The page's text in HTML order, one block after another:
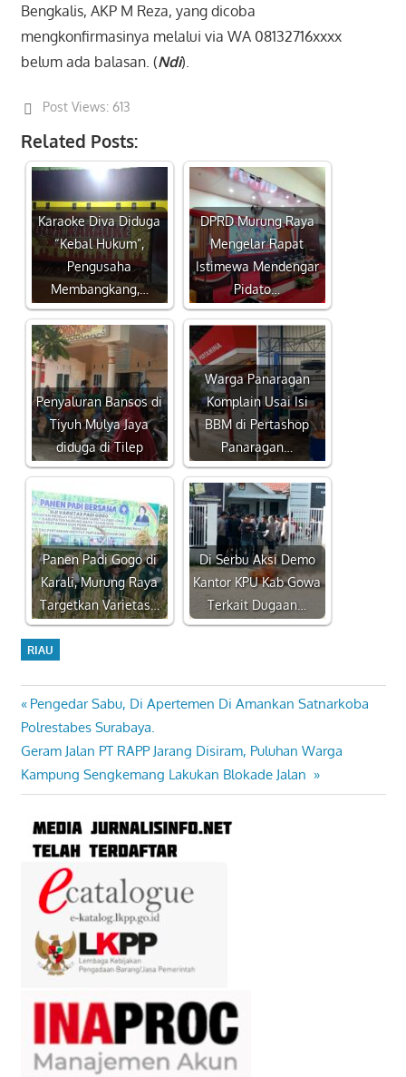
Bengkalis, AKP M Reza, yang dicoba
mengkonfirmasinya melalui via WA 08132716xxxx
belum ada balasan. (Ndi).
Post Views: 613
Related Posts:
Karaoke Diva Diduga
“Kebal Hukum”,
Pengusaha
Membangkang,…
DPRD Murung Raya
Mengelar Rapat
Istimewa Mendengar
Pidato…
Penyaluran Bansos di
Tiyuh Mulya Jaya
diduga di Tilep
Warga Panaragan
Komplain Usai Isi
BBM di Pertashop
Panaragan…
Panen Padi Gogo di
Karali, Murung Raya
Targetkan Varietas…
Di Serbu Aksi Demo
Kantor KPU Kab Gowa
Terkait Dugaan…
RIAU
Navigasi
pos
Previous
Post:
Pengedar Sabu, Di Apertemen Di Amankan Satnarkoba
Polrestabes Surabaya.
Next
Post:
Geram Jalan PT RAPP Jarang Disiram, Puluhan Warga
Kampung Sengkemang Lakukan Blokade Jalan